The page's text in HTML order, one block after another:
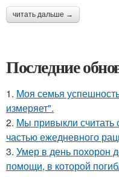
читать дальше →
Последние
1. Моя семья
измеряет".
2. Мы привыкли считать
частью ежедневного
3. Умер в день похорон
помощи, в которой